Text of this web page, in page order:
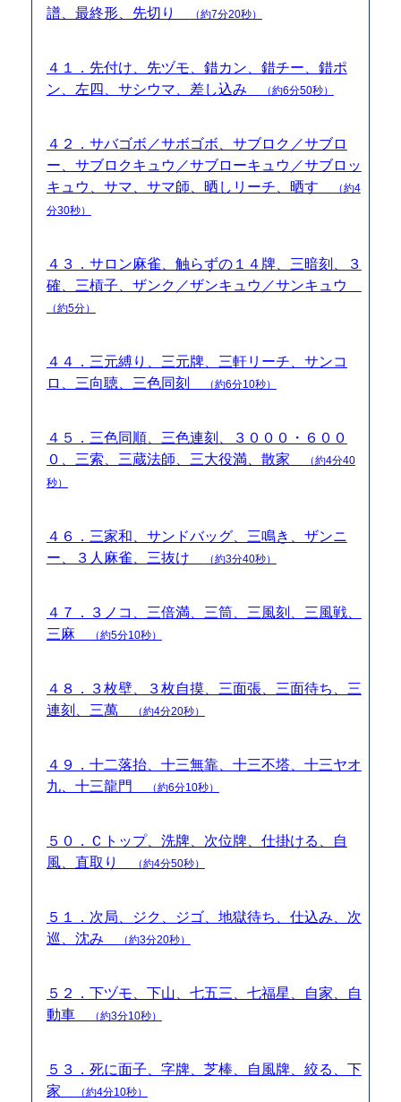
譜、最終形、先切り
（約7分20秒）
４１．先付け、先ヅモ、錯カン、錯チー、錯ポ
ン、左四、サシウマ、差し込み
（約6分50秒）
４２．サバゴボ／サボゴボ、サブロク／サブロ
ー、サブロクキュウ／サブローキュウ／サブロッ
キュウ、サマ、サマ師、晒しリーチ、晒す
（約4
分30秒）
４３．サロン麻雀、触らずの１４牌、三暗刻、３
確、三槓子、ザンク／ザンキュウ／サンキュウ
（約5分）
４４．三元縛り、三元牌、三軒リーチ、サンコ
ロ、三向聴、三色同刻
（約6分10秒）
４５．三色同順、三色連刻、３０００・６００
０、三索、三蔵法師、三大役満、散家
（約4分40
秒）
４６．三家和、サンドバッグ、三鳴き、ザンニ
ー、３人麻雀、三抜け
（約3分40秒）
４７．３ノコ、三倍満、三筒、三風刻、三風戦、
三麻
（約5分10秒）
４８．３枚壁、３枚自摸、三面張、三面待ち、三
連刻、三萬
（約4分20秒）
４９．十二落抬、十三無靠、十三不塔、十三ヤオ
九、十三龍門
（約6分10秒）
５０．Ｃトップ、洗牌、次位牌、仕掛ける、自
風、直取り
（約4分50秒）
５１．次局、ジク、ジゴ、地獄待ち、仕込み、次
巡、沈み
（約3分20秒）
５２．下ヅモ、下山、七五三、七福星、自家、自
動車
（約3分10秒）
５３．死に面子、字牌、芝棒、自風牌、絞る、下
家
（約4分10秒）